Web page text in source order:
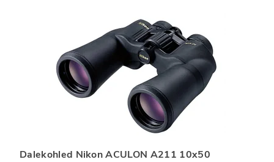
Dalekohled Nikon ACULON A211 10x50